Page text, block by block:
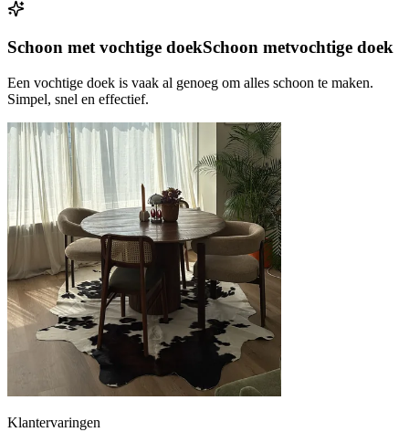
Schoon met vochtige doekSchoon metvochtige doek
Een vochtige doek is vaak al genoeg om alles schoon te maken.
Simpel, snel en effectief.
Klantervaringen